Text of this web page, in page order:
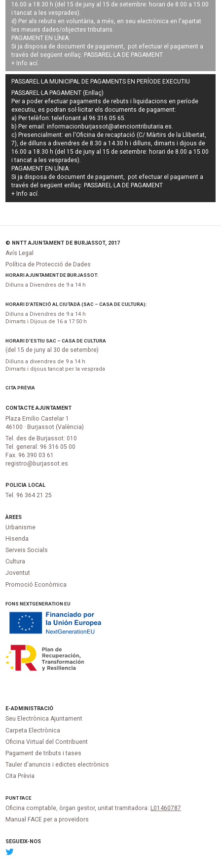
16.00 a 18.30 h (del 15 de juny al 15 de setembre: horari de 8.00 a 15.00
i tancat a les vesprades).
d) Per als rebuts en voluntària, a més, en seu electrònica en l'apartat
les meues dades/objectes tributaris.
PAGAMENT EN LÍNIA:
Si ja disposa de document de pagament, pot efectuar el pagament a
través del següent enllaç: PASSAREL·LA DE PAGAMENT
+ Info ací.
PASSAREL·LA MUNICIPAL DE PAGAMENTS EN PERÍODE EXECUTIU
PASSAREL·LA PAGAMENT (Enllaç)
Per a poder efectuar pagaments derebuts i liquidacions en període
executiu, es podran sol·licitar els documents de pagament:
a) Per telèfon: telefonant al 96 316 05 65.
b) Per email:informacionburjassot@atenciontributaria.es.
c) Presencialment: en l'Oficina de recaptació (C/ Màrtirs de la Llibertat,
7), de dilluns a divendres de 8.30 a 14.30 h i dilluns, dimarts i dijous de
16.00 a 18.30 h (del 15 de juny al 15 de setembre: horari de 8.00 a 15.00
i tancat a les vesprades).
PAGAMENT EN LÍNIA:
Si ja disposa de document de pagament, pot efectuar el pagament a
través del següent enllaç: PASSAREL·LA DE PAGAMENT
+ Info ací.
© NNTT AJUNTAMENT DE BURJASSOT, 2017
Avís Legal
Política de Protecció de Dades
HORARI AJUNTAMENT DE BURJASSOT:
Dilluns a Divendres de 9 a 14 h
HORARI D’ATENCIÓ AL CIUTADÀ (SAC – CASA DE CULTURA):
Dilluns a Divendres de 9 a 14 h
Dimarts i Dijous de 16 a 17:50 h
HORARI D’ESTIU SAC – CASA DE CULTURA
(del 15 de juny al 30 de setembre)
Dilluns a divendres de 9 a 14 h
Dimarts i dijous tancat per la vesprada
CITA PRÈVIA
CONTACTE AJUNTAMENT
Plaza Emilio Castelar 1
46100 · Burjassot (València)
Tel. des de Burjassot: 010
Tel. general: 96 316 05 00
Fax. 96 390 03 61
registro@burjassot.es
POLICIA LOCAL
Tel. 96 364 21 25
ÀREES
Urbanisme
Hisenda
Serveis Socials
Cultura
Joventut
Promoció Econòmica
FONS NEXTGENERATION EU
E-ADMINISTRACIÓ
Seu Electrònica Ajuntament
Carpeta Electrònica
Oficina Virtual del Contribuent
Pagament de tributs i tases
Tauler d'anuncis i edictes electrònics
Cita Prèvia
PUNTFACE
Oficina comptable, òrgan gestor, unitat tramitadora: L01460787
Manual FACE per a proveïdors
SEGUEIX-NOS